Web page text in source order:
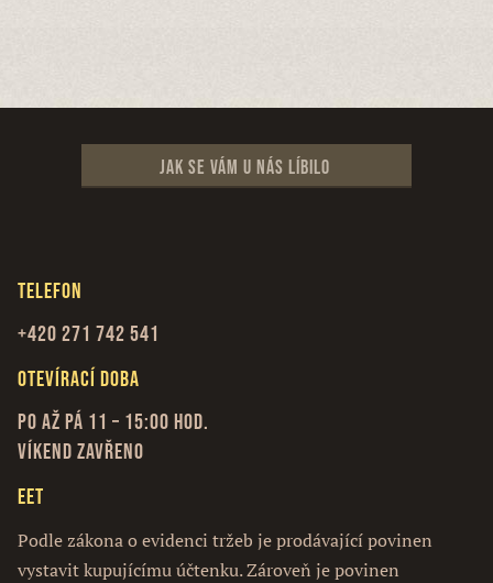
Jak se vám u nás líbilo
Telefon
+420 271 742 541
Otevírací doba
Po až Pá 11 – 15:00 hod.
Víkend zavřeno
EET
Podle zákona o evidenci tržeb je prodávající povinen
vystavit kupujícímu účtenku. Zároveň je povinen